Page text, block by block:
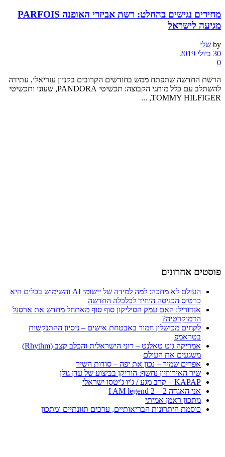
מחירים נגישים בהחלט: רשת אביזרי האופנה PARFOIS
מגיעה לישראל
by שלי
30 ביולי 2019
0
הרשת החדשה שתפתח ממש בחודשים הקרובים בקניון עזריאלי, עתידה
להשתלב עם כלל מותגי הקבוצה: תכשיטי PANDORA, שעוני ותכשיטי
TOMMY HILFIGER, ...
פוסטים אחרונים
העולם לא מחכה: למה למידה של יישומי AI והשימוש בכלים היא
כרטיס הכניסה היחיד לכלכלה החדשה
אנדוריל: האם עמק הסיליקון סוף סוף מאתחל מחדש את ארסנל
הדמוקרטיה?
לקחים מכישלון חמור באבטחת אישים – ניסיון ההתנקשות
בטראמפ
אמריקה גוט טאלנט – רוני הישראלית והכלב קצב (Rhythm)
משגעים את העולם
אפרים שמיר – נכון את יפה – סודות השיר
שיר האירווזיון נחשף: הוריקן בביצוע של עדן גולן
KAPAP – קרב מגע / ג'יו ג'יטסו ישראלי
אני האגדה 2 – I AM legend 2
מתכון ראמן אמיתי
כוסמת היתרונות הבריאותיים, ערכים תזונתיים ומתכון